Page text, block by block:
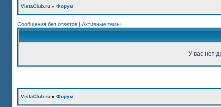
VistaClub.ru » Форум
Сообщения без ответов | Активные темы
У вас нет
VistaClub.ru » Форум